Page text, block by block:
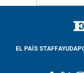
EL PAÍS STAFFAYUDA